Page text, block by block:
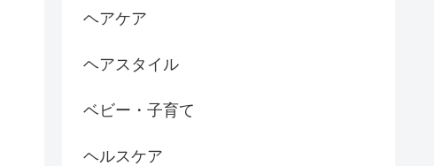
ヘアケア
ヘアスタイル
ベビー・子育て
ヘルスケア